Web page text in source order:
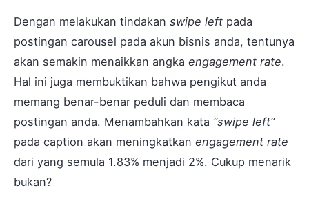
Dengan melakukan tindakan swipe left pada
postingan carousel pada akun bisnis anda, tentunya
akan semakin menaikkan angka engagement rate.
Hal ini juga membuktikan bahwa pengikut anda
memang benar-benar peduli dan membaca
postingan anda. Menambahkan kata “swipe left”
pada caption akan meningkatkan engagement rate
dari yang semula 1.83% menjadi 2%. Cukup menarik
bukan?